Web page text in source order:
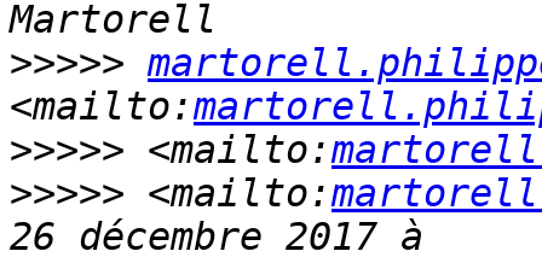
>>>>>
<mailto:
>>>>> <mailto:
>>>>> <mailto: